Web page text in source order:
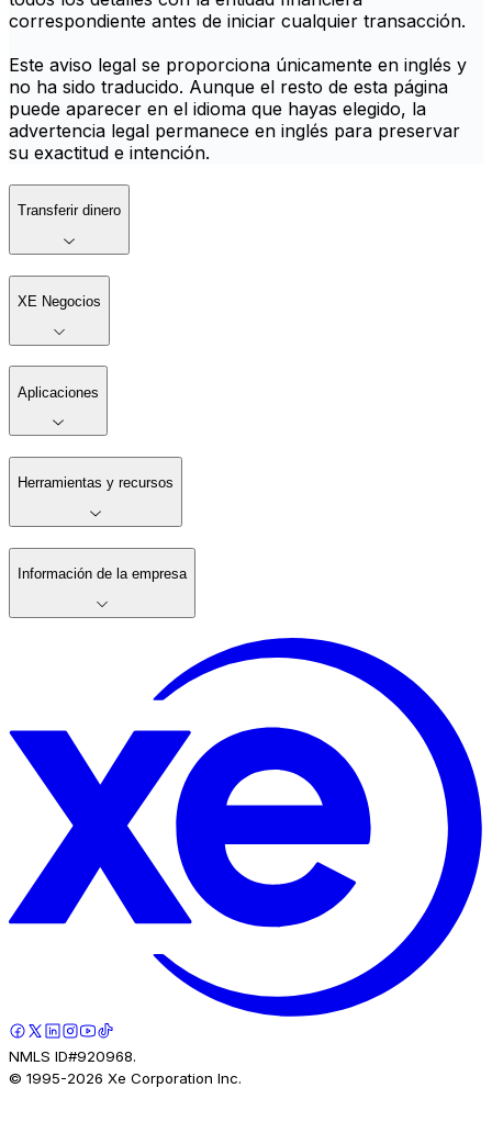
correspondiente antes de iniciar cualquier transacción.
Este aviso legal se proporciona únicamente en inglés y
no ha sido traducido. Aunque el resto de esta página
puede aparecer en el idioma que hayas elegido, la
advertencia legal permanece en inglés para preservar
su exactitud e intención.
Transferir dinero
XE Negocios
Aplicaciones
Herramientas y recursos
Información de la empresa
NMLS ID#920968.
© 1995-2026 Xe Corporation Inc.